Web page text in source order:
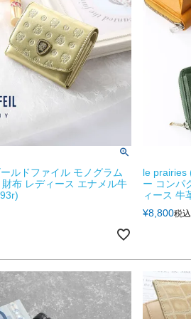
ルドファイル モノグラム
布 レディース エナメル牛
le prairies
ー コンパ
ィース 牛
¥8,800税込